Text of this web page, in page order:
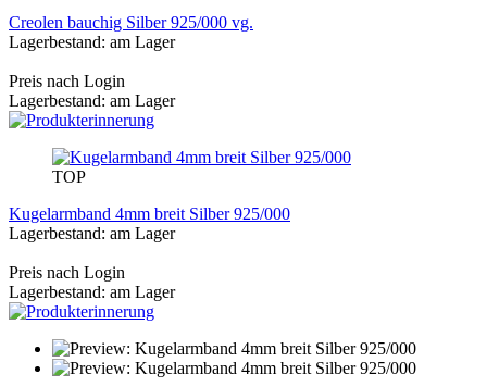
Creolen bauchig Silber 925/000 vg.
Lagerbestand: am Lager
Preis nach Login
Lagerbestand: am Lager
TOP
Kugelarmband 4mm breit Silber 925/000
Lagerbestand: am Lager
Preis nach Login
Lagerbestand: am Lager